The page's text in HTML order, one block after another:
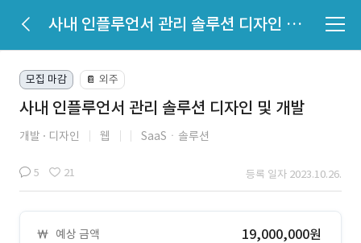
사내 인플루언서 관리 솔루션 디자인 및 개발
모집 마감 📔 외주
사내 인플루언서 관리 솔루션 디자인 및 개발
개발 디자인 웹 SaaSㆍ솔루션
5 21 등록 일자 2023.10.26.
예상 금액 19,000,000원